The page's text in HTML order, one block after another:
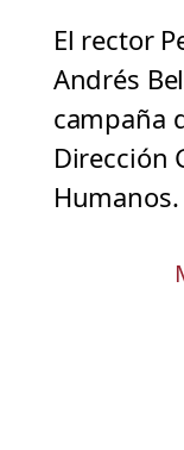
El rector
Andrés
campaña
Dirección
Humanos.